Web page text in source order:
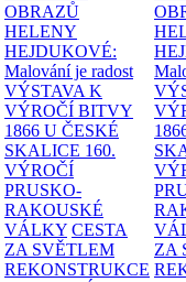
OBRAZŮ
HELENY
HEJDUKOVÉ:
Malování je radost
VÝSTAVA K
VÝROČÍ BITVY
1866 U ČESKÉ
SKALICE 160.
VÝROČÍ
PRUSKO-
RAKOUSKÉ
VÁLKY CESTA
ZA SVĚTLEM
REKONSTRUKCE
ZA